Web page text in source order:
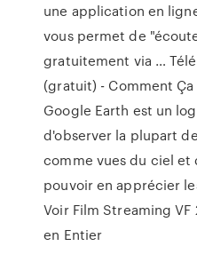
une application en
vous permet de
gratuitement via …
(gratuit) - Comment Ça
Google Earth est un
d'observer la plupart
comme vues du ciel et
pouvoir en apprécier
Voir Film Streaming VF
en Entier